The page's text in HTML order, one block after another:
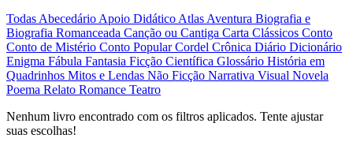
TodasAbecedárioApoio DidáticoAtlasAventura Biografia e
Biografia Romanceada Canção ou Cantiga Carta Clássicos Conto
Conto de Mistério Conto PopularCordel Crônica Diário Dicionário
Enigma Fábula Fantasia Ficção Científica Glossário História em
Quadrinhos Mitos e Lendas Não Ficção Narrativa Visual Novela
Poema Relato Romance Teatro
Nenhum livro encontrado com os filtros aplicados. Tente ajustar
suas escolhas!